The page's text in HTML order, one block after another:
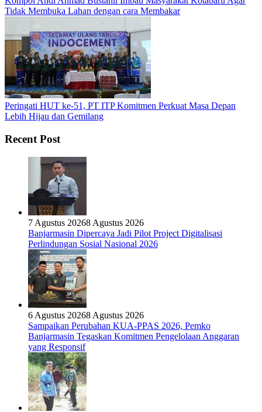
Tidak Membuka Lahan dengan cara Membakar
Peringati HUT ke-51, PT ITP Komitmen Perkuat Masa Depan
Lebih Hijau dan Gemilang
Recent Post
7 Agustus 20268 Agustus 2026
Banjarmasin Dipercaya Jadi Pilot Project Digitalisasi
Perlindungan Sosial Nasional 2026
6 Agustus 20268 Agustus 2026
Sampaikan Perubahan KUA-PPAS 2026, Pemko
Banjarmasin Tegaskan Komitmen Pengelolaan Anggaran
yang Responsif